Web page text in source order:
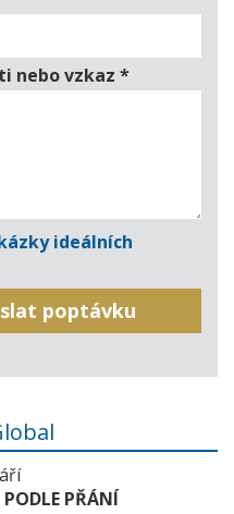
nebo vzkaz *
ideálních
PŘÁNÍ